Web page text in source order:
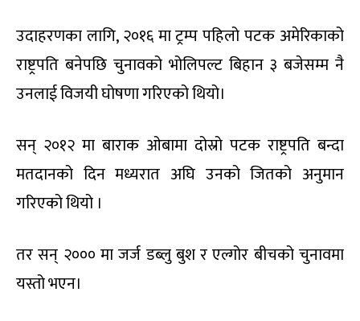
उदाहरणका लागि, २०१६ मा ट्रम्प पहिलो पटक अमेरिकाको
राष्ट्रपति बनेपछि चुनावको भोलिपल्ट बिहान ३ बजेसम्म नै
उनलाई विजयी घोषणा गरिएको थियो।
सन् २०१२ मा बाराक ओबामा दोस्रो पटक राष्ट्रपति बन्दा
मतदानको दिन मध्यरात अघि उनको जितको अनुमान
गरिएको थियो ।
तर सन् २००० मा जर्ज डब्लु बुश र एल्गोर बीचको चुनावमा
यस्तो भएन।